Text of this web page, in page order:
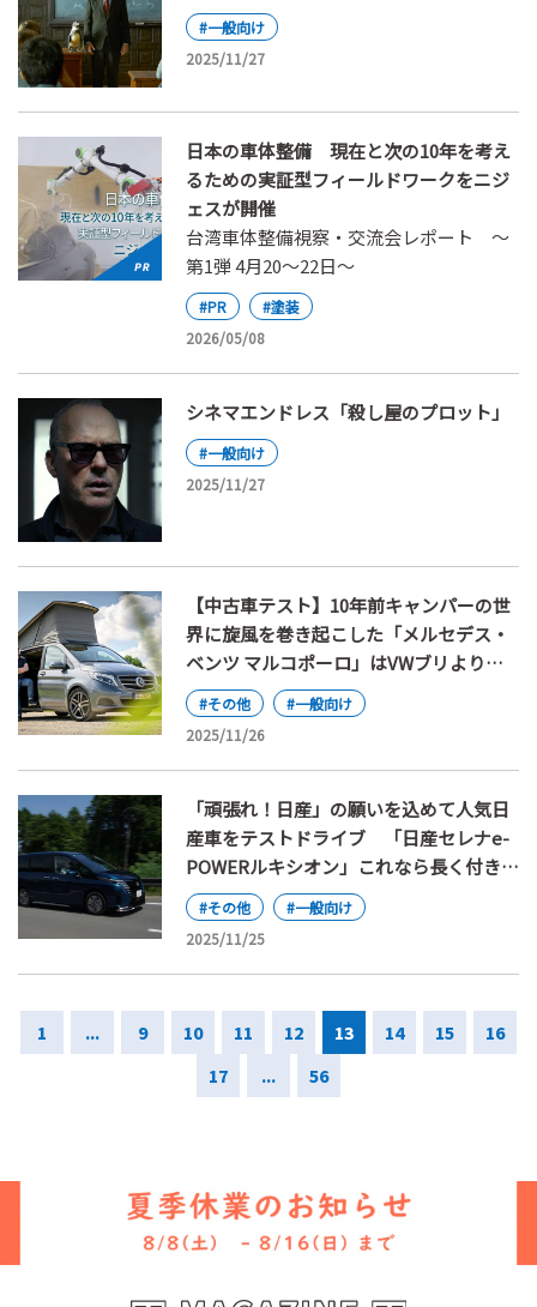
#一般向け
2025/11/27
日本の車体整備 現在と次の10年を考え
るための実証型フィールドワークをニジ
ェスが開催
台湾車体整備視察・交流会レポート ～
第1弾 4月20～22日～
#PR
#塗装
2026/05/08
シネマエンドレス「殺し屋のプロット」
#一般向け
2025/11/27
【中古車テスト】10年前キャンパーの世
界に旋風を巻き起こした「メルセデス・
ベンツ マルコポーロ」はVWブリより良
い選択なのか？
#その他
#一般向け
2025/11/26
「頑張れ！日産」の願いを込めて人気日
産車をテストドライブ 「日産セレナe-
POWERルキシオン」これなら長く付き合
えるの巻
#その他
#一般向け
2025/11/25
1 ... 9 10 11 12 13 14 15
16
17
... 56